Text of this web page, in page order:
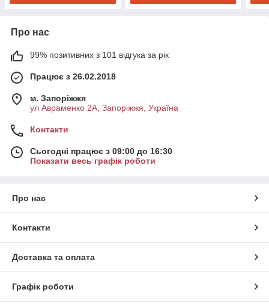
Про нас
99% позитивних з 101 відгука за рік
Працює з 26.02.2018
м. Запоріжжя
ул Авраменко 2А, Запоріжжя, Україна
Контакти
Сьогодні працює з 09:00 до 16:30
Показати весь графік роботи
Про нас
Контакти
Доставка та оплата
Графік роботи